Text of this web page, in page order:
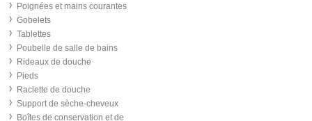
Poignées et mains courantes
Gobelets
Tablettes
Poubelle de salle de bains
Rideaux de douche
Pieds
Raclette de douche
Support de sèche-cheveux
Boîtes de conservation et de